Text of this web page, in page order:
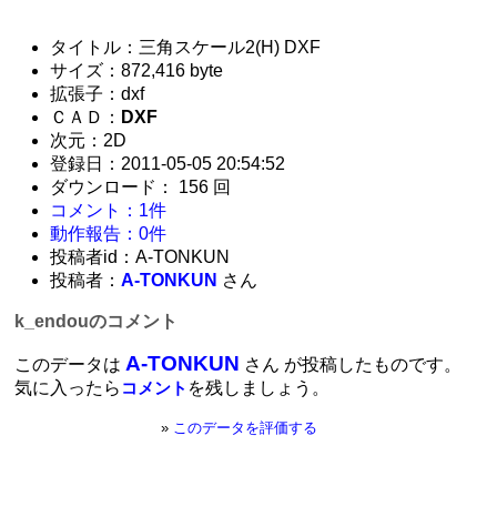
タイトル：三角スケール2(H) DXF
サイズ：872,416 byte
拡張子：dxf
ＣＡＤ： DXF
次元：2D
登録日：2011-05-05 20:54:52
ダウンロード： 156 回
コメント：1件
動作報告：0件
投稿者id：A-TONKUN
投稿者：A-TONKUN さん
k_endouのコメント
このデータはA-TONKUN さん が投稿したものです。
気に入ったら コメント を残しましょう。
» このデータを評価する